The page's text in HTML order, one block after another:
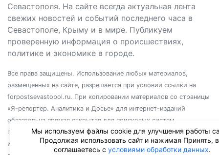
Севастополя. На сайте всегда актуальная лента
свежих новостей и событий последнего часа в
Севастополе, Крыму и в мире. Публикуем
проверенную информация о происшествиях,
политике и экономике в городе.
Все права защищены. Использование любых материалов,
размещенных на сайте, разрешается при условии ссылки на
forpostsevastopol.ru. При копировании материалов со страницы
«Я-репортер. Аналитика и Досье» для интернет-изданий
обязательна прямая открытая для поисковых систем
гиперссылка. Независимо от полного или частичного
использования материалов, ссылка должна быть размещена в
Мы используем файлы cookie для улучшения работы
Продолжая использовать сайт и нажимая Принять,
соглашаетесь с условиями обработки данных.